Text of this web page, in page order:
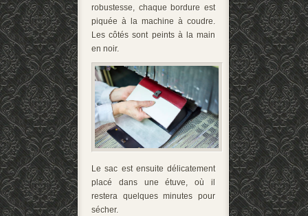
robustesse, chaque bordure est
piquée à la machine à coudre.
Les côtés sont peints à la main
en noir.
Le sac est ensuite délicatement
placé dans une étuve, où il
restera quelques minutes pour
sécher.